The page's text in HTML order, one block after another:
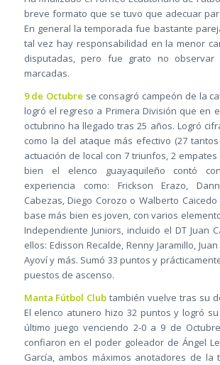
breve formato que se tuvo que adecuar
En general la temporada fue bastante
tal vez hay responsabilidad en la menor
disputadas, pero fue grato no observar
marcadas.
9 de Octubre se consagró campeón de la
logró el regreso a Primera División que en
octubrino ha llegado tras 25 años. Logró
como la del ataque más efectivo (27
actuación de local con 7 triunfos, 2
bien el elenco guayaquileño contó
experiencia como: Frickson Erazo,
Cabezas, Diego Corozo o Walberto
base más bien es joven, con varios
Independiente Juniors, incluido el DT Juan
ellos: Edisson Recalde, Renny Jaramillo,
Ayoví y más. Sumó 33 puntos y
puestos de ascenso.
Manta Fútbol Club también vuelve tras su
El elenco atunero hizo 32 puntos y logró
último juego venciendo 2-0 a 9 de
confiaron en el poder goleador de Ángel
García, ambos máximos anotadores de la